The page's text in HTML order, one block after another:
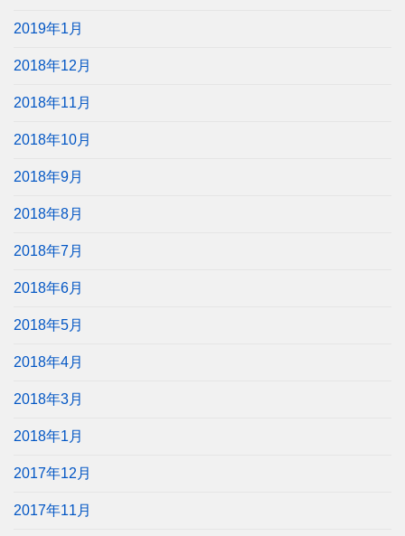
2019年1月
2018年12月
2018年11月
2018年10月
2018年9月
2018年8月
2018年7月
2018年6月
2018年5月
2018年4月
2018年3月
2018年1月
2017年12月
2017年11月